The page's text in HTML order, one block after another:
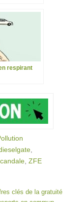
respirant
ZFE
clés de la gratuité